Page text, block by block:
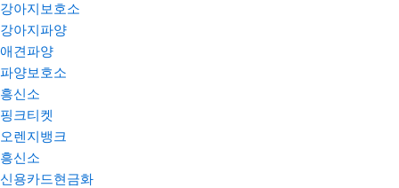
강아지보호소
강아지파양
애견파양
파양보호소
흥신소
핑크티켓
오렌지뱅크
흥신소
신용카드현금화